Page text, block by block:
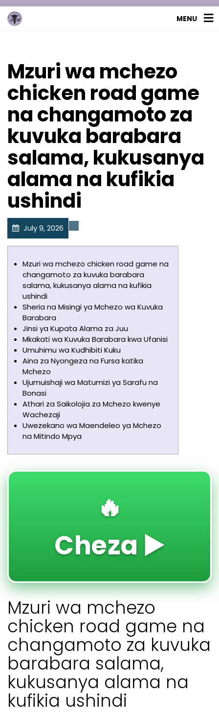
MENU
Mzuri wa mchezo
chicken road game
na changamoto za
kuvuka barabara
salama, kukusanya
alama na kufikia
ushindi
July 9, 2026
Mzuri wa mchezo chicken road game na
changamoto za kuvuka barabara
salama, kukusanya alama na kufikia
ushindi
Sheria na Misingi ya Mchezo wa Kuvuka
Barabara
Jinsi ya Kupata Alama za Juu
Mkakati wa Kuvuka Barabara kwa Ufanisi
Umuhimu wa Kudhibiti Kuku
Aina za Nyongeza na Fursa katika
Mchezo
Ujumuishaji wa Matumizi ya Sarafu na
Bonasi
Athari za Saikolojia za Mchezo kwenye
Wachezaji
Uwezekano wa Maendeleo ya Mchezo
na Mitindo Mpya
🔥
Cheza ▶️
Mzuri wa mchezo
chicken road game na
changamoto za kuvuka
barabara salama,
kukusanya alama na
kufikia ushindi